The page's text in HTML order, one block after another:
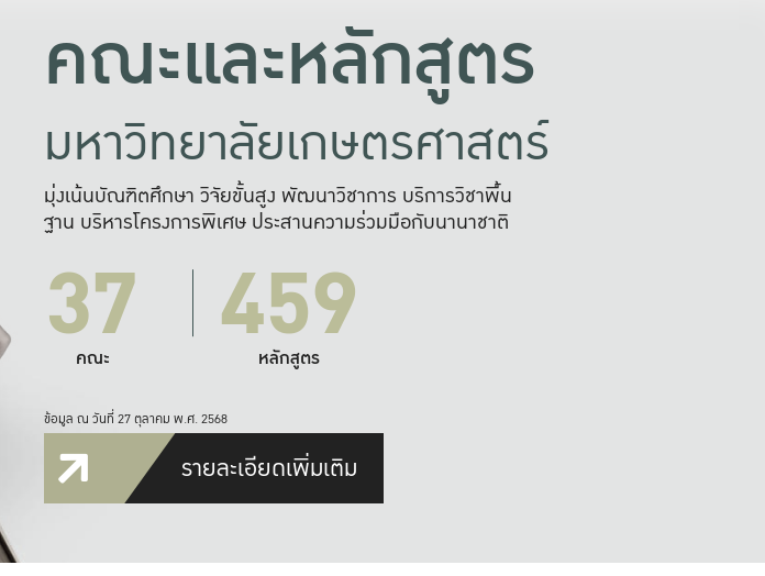
คณะและหลักสูตร
มหาวิทยาลัยเกษตรศาสตร์
มุ่งเน้นบัณฑิตศึกษา วิจัยขั้นสูง พัฒนาวิชาการ บริการวิชาพื้น
ฐาน บริหารโครงการพิเศษ ประสานความร่วมมือกับนานาชาติ
37
คณะ 459
หลักสูตร
ข้อมูล ณ วันที่ 27 ตุลาคม พ.ศ. 2568
รายละเอียดเพิ่มเติม